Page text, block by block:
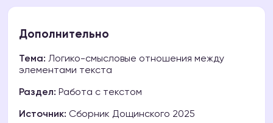
Дополнительно
Тема: Логико-смысловые отношения между
элементами текста
Раздел: Работа с текстом
Источник: Сборник Дощинского 2025